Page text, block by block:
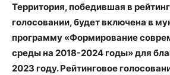
Территория, победившая в
голосовании, будет включена в
программу «Формирование
среды на 2018-2024 годы» для
2023 году. Рейтинговое